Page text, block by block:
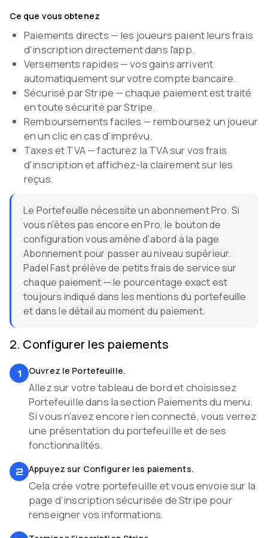
Ce que vous obtenez
Paiements directs — les joueurs paient leurs frais
d'inscription directement dans l'app.
Versements rapides — vos gains arrivent
automatiquement sur votre compte bancaire.
Sécurisé par Stripe — chaque paiement est traité
en toute sécurité par Stripe.
Remboursements faciles — remboursez un joueur
en un clic en cas d'imprévu.
Taxes et TVA — facturez la TVA sur vos frais
d'inscription et affichez-la clairement sur les
reçus.
Le Portefeuille nécessite un abonnement Pro. Si
vous n'êtes pas encore en Pro, le bouton de
configuration vous amène d'abord à la page
Abonnement pour passer au niveau supérieur.
Padel Fast prélève de petits frais de service sur
chaque paiement — le pourcentage exact est
toujours indiqué dans les mentions du portefeuille
et dans le détail au moment du paiement.
2. Configurer les paiements
1 Ouvrez le Portefeuille.
Allez sur votre tableau de bord et choisissez
Portefeuille dans la section Paiements du menu.
Si vous n'avez encore rien connecté, vous verrez
une présentation du portefeuille et de ses
fonctionnalités.
2 Appuyez sur Configurer les paiements.
Cela crée votre portefeuille et vous envoie sur la
page d'inscription sécurisée de Stripe pour
renseigner vos informations.